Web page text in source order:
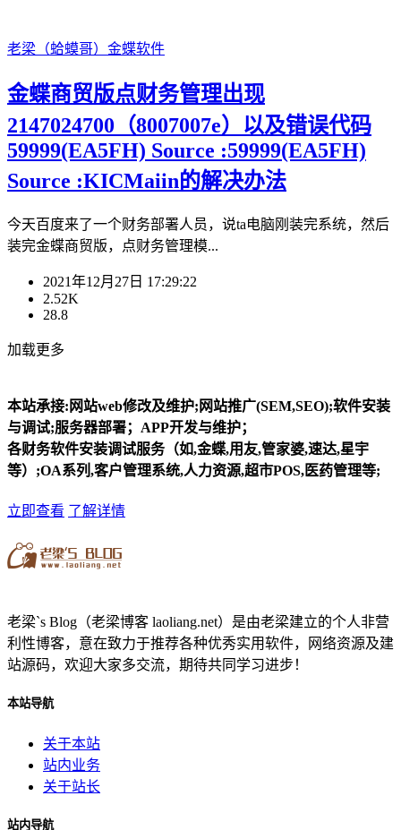
老梁（蛤蟆哥） 金蝶软件
金蝶商贸版点财务管理出现
2147024700（8007007e）以及错误代码
59999(EA5FH) Source :59999(EA5FH)
Source :KICMaiin的解决办法
今天百度来了一个财务部署人员，说ta电脑刚装完系统，然后
装完金蝶商贸版，点财务管理模...
2021年12月27日 17:29:22
2.52K
28.8
加载更多
本站承接:网站web修改及维护;网站推广(SEM,SEO);软件安装
与调试;服务器部署；APP开发与维护；
各财务软件安装调试服务（如,金蝶,用友,管家婆,速达,星宇
等）;OA系列,客户管理系统,人力资源,超市POS,医药管理等;
立即查看 了解详情
老梁`s Blog（老梁博客 laoliang.net）是由老梁建立的个人非营
利性博客，意在致力于推荐各种优秀实用软件，网络资源及建
站源码，欢迎大家多交流，期待共同学习进步！
本站导航
关于本站
站内业务
关于站长
站内导航